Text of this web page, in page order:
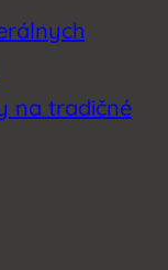
na tradičné